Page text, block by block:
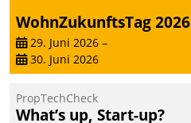
WohnZukunftsTag 2026
29. Juni 2026 –
30. Juni 2026
PropTechCheck
What’s up, Start-up?